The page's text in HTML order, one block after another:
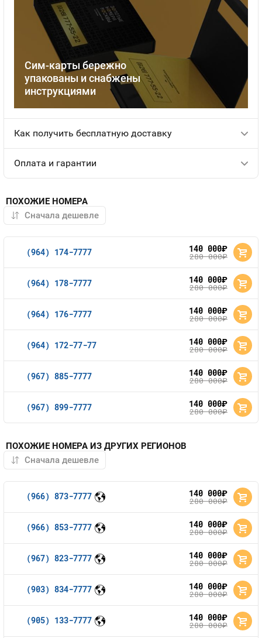
Сим-карты бережно
упакованы и снабжены
инструкциями
Как получить бесплатную доставку
Оплата и гарантии
ПОХОЖИЕ НОМЕРА
(964) 174-7777 140 000руб.
280 000руб.
(964) 178-7777 140 000руб.
280 000руб.
(964) 176-7777 140 000руб.
280 000руб.
(964) 172-77-77 140 000руб.
280 000руб.
(967) 885-7777 140 000руб.
280 000руб.
(967) 899-7777 140 000руб.
280 000руб.
ПОХОЖИЕ НОМЕРА ИЗ ДРУГИХ РЕГИОНОВ
(966) 873-7777 140 000руб.
280 000руб.
(966) 853-7777 140 000руб.
280 000руб.
(967) 823-7777 140 000руб.
280 000руб.
(903) 834-7777 140 000руб.
280 000руб.
(905) 133-7777 140 000руб.
280 000руб.